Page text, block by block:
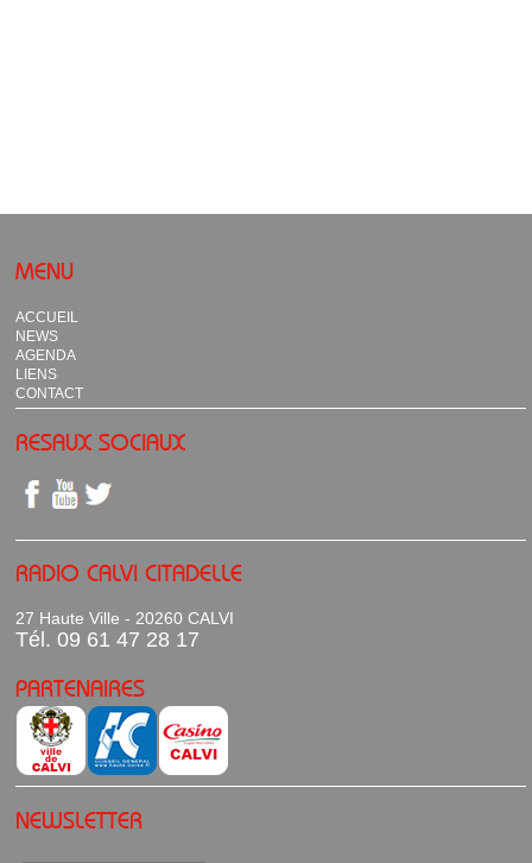
MENU
ACCUEIL
NEWS
AGENDA
LIENS
CONTACT
RESAUX SOCIAUX
RADIO CALVI CITADELLE
27 Haute Ville - 20260 CALVI
Tél. 09 61 47 28 17
PARTENAIRES
NEWSLETTER